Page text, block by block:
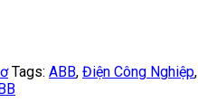
Tags: ABB, Điện Công Nghiệp,